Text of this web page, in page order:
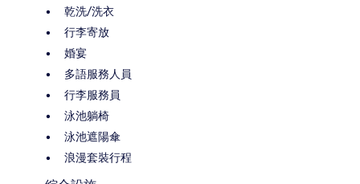
乾洗/洗衣
行李寄放
婚宴
多語服務人員
行李服務員
泳池躺椅
泳池遮陽傘
浪漫套裝行程